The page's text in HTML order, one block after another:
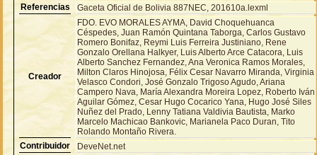
Referencias
Gaceta Oficial de Bolivia 887NEC, 201610a.lexml
Creador
FDO. EVO MORALES AYMA, David Choquehuanca
Céspedes, Juan Ramón Quintana Taborga, Carlos Gustavo
Romero Bonifaz, Reymi Luis Ferreira Justiniano, Rene
Gonzalo Orellana Halkyer, Luis Alberto Arce Catacora, Luis
Alberto Sanchez Fernandez, Ana Veronica Ramos Morales,
Milton Claros Hinojosa, Félix Cesar Navarro Miranda, Virginia
Velasco Condori, José Gonzalo Trigoso Agudo, Ariana
Campero Nava, María Alexandra Moreira Lopez, Roberto Iván
Aguilar Gómez, Cesar Hugo Cocarico Yana, Hugo José Siles
Nuñez del Prado, Lenny Tatiana Valdivia Bautista, Marko
Marcelo Machicao Bankovic, Marianela Paco Duran, Tito
Rolando Montaño Rivera.
Contribuidor
DeveNet.net